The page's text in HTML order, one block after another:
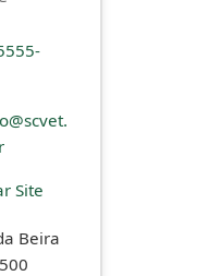
Site
Beira